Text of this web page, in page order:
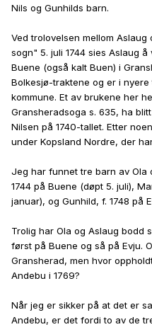
Nils og Gunhilds barn.
Ved trolovelsen mellom
sogn" 5. juli 1744 sies Aslaug
Buene (også kalt Buen) i
Bolkesjø-traktene og er i
kommune. Et av brukene her
Gransheradsoga s. 635, ha
Nilsen på 1740-tallet. Etter
under Kopsland Nordre, der
Jeg har funnet tre barn av Ola
1744 på Buene (døpt 5. juli),
januar), og Gunhild, f. 1748 på
Trolig har Ola og Aslaug bodd
først på Buene og så på Evju.
Gransherad, men hvor
Andebu i 1769?
Når jeg er sikker på at det er
Andebu, er det fordi to av de